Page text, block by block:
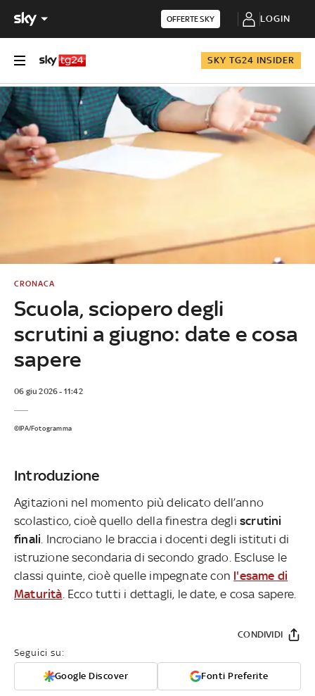
OFFERTE SKY LOGIN
SKY TG24 INSIDER
Scuola, sciopero degli
scrutini a giugno: date e cosa
sapere
CRONACA
06 giu 2026 - 11:42
©IPA/Fotogramma
Introduzione
Agitazioni nel momento più delicato dell’anno
scolastico, cioè quello della finestra degliscrutini
finali . Incrociano le braccia i docenti degli istituti di
istruzione secondaria di secondo grado. Escluse le
classi quinte, cioè quelle impegnate con l'esame di
Maturità . Ecco tutti i dettagli, le date, e cosa sapere.
Seguici su:
Google Discover Fonti Preferite
CONDIVIDI